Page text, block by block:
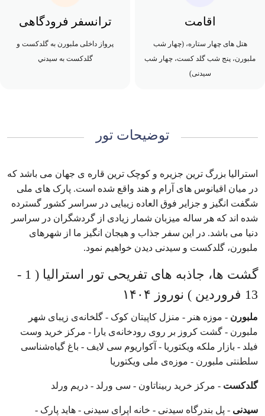
اقامت
هتل های چهار ستاره، (چهار شب
ملبورن، پنج شب گلد کست، چهار شب
سیدنی)
ترانسفر فرودگاهی
پرواز داخلی ملبورن به گلدكست و
گلدکست به سيدني
توضیحات تور
استرالیا بزرگ ترین جزیره و کوچک ترین قاره ی جهان می باشد که
در میان اقیانوس های آرام و هند واقع شده است. پارک های ملی
شگفت انگیز و جزایر فوق العاده زیبایی در سراسر کشور گسترده
شده اند که هر ساله میزبان شمار زیادی از گردشگران در سراسر
دنیا می باشد. در این سفر جذاب و هیجان انگیز ما از شهرهای
ملبورن، گلدکست و سیدنی دیدن خواهیم نمود.
گشت ها، جاذبه های تفریحی تور استرالیا ( 1 -
13 فروردین ) نوروز ۱۴۰۴
ملبورن - موزه هنر - منزل کاپیتان کوک - گلخانه‌ی زیبای شهر
ملبورن - گشت کروز بر روی رودخانه‌ی یارا - مرکز خرید وست
فیلد - بازار ملکه ویکتوریا - آکواریوم سی لایف - باغ گیاه‌شناسی
سلطنتی ملبورن - موزه‌ی ملی ویکتوریا
گلدکست - مرکز خرید ربیناتاون - سی ورلد - دریم ورلد
سیدنی - پل بندرگاه سیدنی - خانه اپرای سیدنی - هاید پارک -